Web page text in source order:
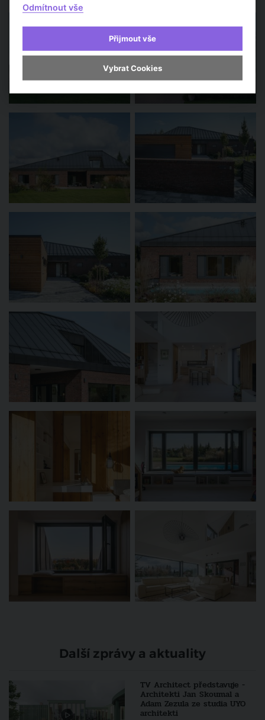
Další zprávy a aktuality
TV Architect představuje -
Architekti Jan Skoumal a
Adam Zezula ze studia UYO
architekti
Odmítnout vše
Přijmout vše
Vybrat Cookies